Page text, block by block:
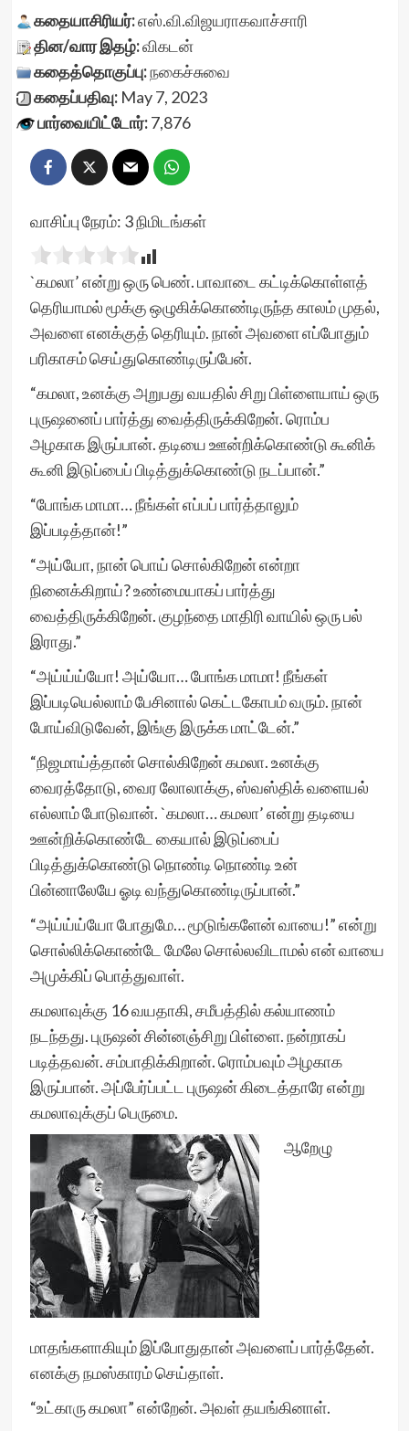
கதையாசிரியர்:எஸ்.வி.விஜயராகவாச்சாரி
தின/வார இதழ்:விகடன்
கதைத்தொகுப்பு:நகைச்சுவை
கதைப்பதிவு:May 7, 2023
பார்வையிட்டோர்:7,876
வாசிப்பு நேரம்: 3நிமிடங்கள்
`கமலா’ என்று ஒரு பெண். பாவாடை கட்டிக்கொள்ளத்
தெரியாமல் மூக்கு ஒழுகிக்கொண்டிருந்த காலம் முதல்,
அவளை எனக்குத் தெரியும். நான் அவளை எப்போதும்
பரிகாசம் செய்துகொண்டிருப்பேன்.
“கமலா, உனக்கு அறுபது வயதில் சிறு பிள்ளையாய் ஒரு
புருஷனைப் பார்த்து வைத்திருக்கிறேன். ரொம்ப
அழகாக இருப்பான். தடியை ஊன்றிக்கொண்டு கூனிக்
கூனி இடுப்பைப் பிடித்துக்கொண்டு நடப்பான்.”
“போங்க மாமா… நீங்கள் எப்பப் பார்த்தாலும்
இப்படித்தான்!”
“அய்யோ, நான் பொய் சொல்கிறேன் என்றா
நினைக்கிறாய்? உண்மையாகப் பார்த்து
வைத்திருக்கிறேன். குழந்தை மாதிரி வாயில் ஒரு பல்
இராது.”
“அய்ய்ய்யோ! அய்யோ… போங்க மாமா! நீங்கள்
இப்படியெல்லாம் பேசினால் கெட்டகோபம் வரும். நான்
போய்விடுவேன், இங்கு இருக்க மாட்டேன்.”
“நிஜமாய்த்தான் சொல்கிறேன் கமலா. உனக்கு
வைரத்தோடு, வைர லோலாக்கு, ஸ்வஸ்திக் வளையல்
எல்லாம் போடுவான். `கமலா… கமலா’ என்று தடியை
ஊன்றிக்கொண்டே கையால் இடுப்பைப்
பிடித்துக்கொண்டு நொண்டி நொண்டி உன்
பின்னாலேயே ஓடி வந்துகொண்டிருப்பான்.”
“அய்ய்ய்யோ போதுமே… மூடுங்களேன் வாயை!” என்று
சொல்லிக்கொண்டே மேலே சொல்லவிடாமல் என் வாயை
அமுக்கிப் பொத்துவாள்.
கமலாவுக்கு 16 வயதாகி, சமீபத்தில் கல்யாணம்
நடந்தது. புருஷன் சின்னஞ்சிறு பிள்ளை. நன்றாகப்
படித்தவன். சம்பாதிக்கிறான். ரொம்பவும் அழகாக
இருப்பான். அப்பேர்ப்பட்ட புருஷன் கிடைத்தாரே என்று
கமலாவுக்குப் பெருமை.
ஆறேழு
மாதங்களாகியும் இப்போதுதான் அவளைப் பார்த்தேன்.
எனக்கு நமஸ்காரம் செய்தாள்.
“உட்காரு கமலா” என்றேன். அவள் தயங்கினாள்.